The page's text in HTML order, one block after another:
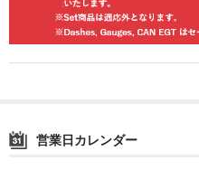
お問い合わせ
Contact form
営業日カレンダー